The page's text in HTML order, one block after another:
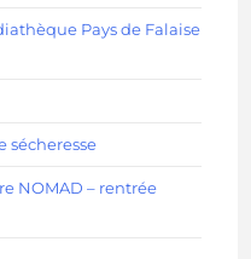
Pays de Falaise
sécheresse
NOMAD – rentrée